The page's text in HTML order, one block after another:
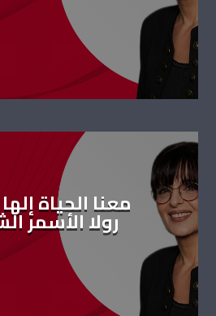
معنا الحياة
رولا الأسمر